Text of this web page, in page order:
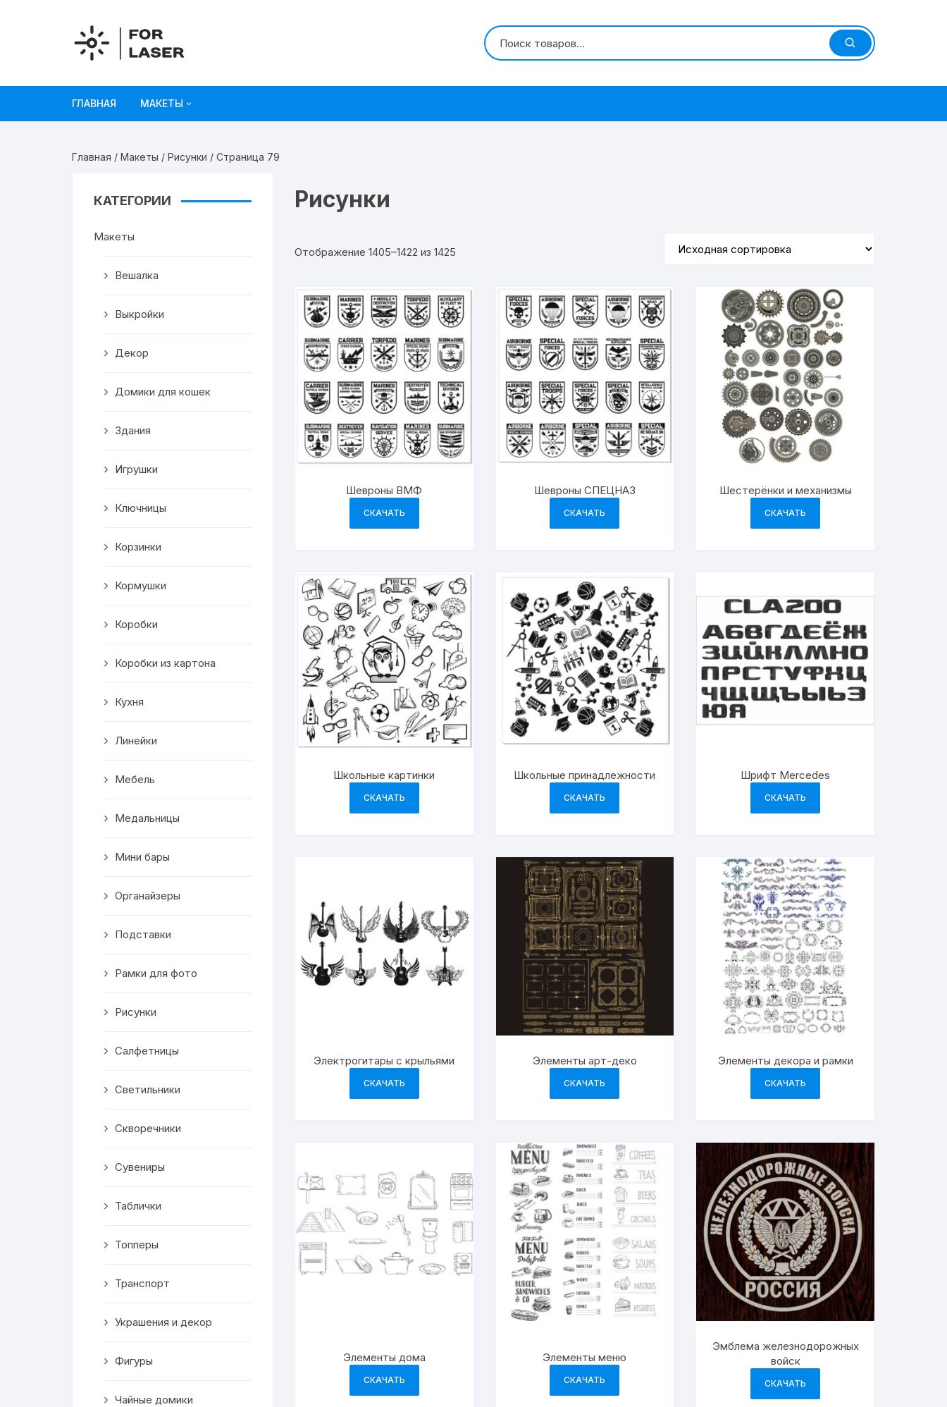
ГЛАВНАЯ МАКЕТЫ
Игрушки
Коробки из картона
Мебель
Подставки
Мини бары
Шкатулки
Транспорт
Топперы
Чайные домики
Кормушки
Линейки
Медальницы
Здания
Чай
Главная / Макеты / Рисунки / Страница 79
Рисунки
Отображение 1405–1422 из 1425
Шевроны ВМФ
СКАЧАТЬ
Шевроны СПЕЦНАЗ
СКАЧАТЬ
Шестерёнки и механизмы
СКАЧАТЬ
Школьные картинки
СКАЧАТЬ
Школьные принадлежности
СКАЧАТЬ
Шрифт Mercedes
СКАЧАТЬ
Электрогитары с крыльями
СКАЧАТЬ
Элементы арт-деко
СКАЧАТЬ
Элементы декора и рамки
СКАЧАТЬ
Элементы дома
СКАЧАТЬ
Элементы меню
СКАЧАТЬ
Эмблема железнодорожных
войск
СКАЧАТЬ
КАТЕГОРИИ
Макеты
Вешалка
Выкройки
Декор
Домики для кошек
Здания
Игрушки
Ключницы
Корзинки
Кормушки
Коробки
Коробки из картона
Кухня
Линейки
Мебель
Медальницы
Мини бары
Органайзеры
Подставки
Рамки для фото
Рисунки
Салфетницы
Светильники
Скворечники
Сувениры
Таблички
Топперы
Транспорт
Украшения и декор
Фигуры
Чайные домики